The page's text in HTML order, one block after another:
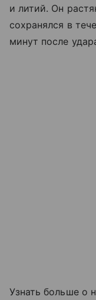
и литий. Он
сохранялся в
минут после
Узнать больше о